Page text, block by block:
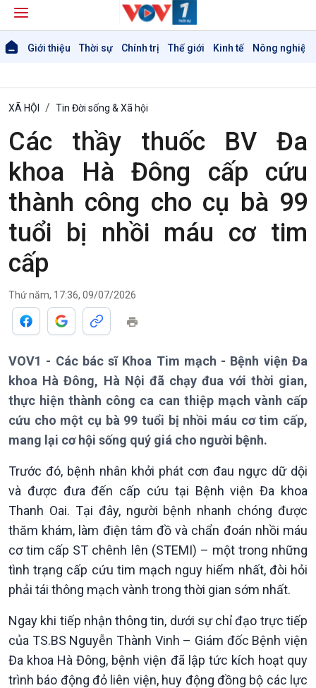
Giới thiệu Thời sự Chính trị Thế giới Kinh tế Nông nghiệp
Giới thiệu
Thời sự
Thời sự 6h
Thời sự 12h
Thời sự 18h
Bản tin
Chuyên mục
Theo dòng Thời sự
XÃ HỘI Tin Đời sống & Xã hội
Các thầy thuốc BV Đa
khoa Hà Đông cấp cứu
thành công cho cụ bà 99
tuổi bị nhồi máu cơ tim
cấp
Thứ năm, 17:36, 09/07/2026
VOV1 - Các bác sĩ Khoa Tim mạch - Bệnh viện Đa
khoa Hà Đông, Hà Nội đã chạy đua với thời gian,
thực hiện thành công ca can thiệp mạch vành cấp
cứu cho một cụ bà 99 tuổi bị nhồi máu cơ tim cấp,
mang lại cơ hội sống quý giá cho người bệnh.
Trước đó, bệnh nhân khởi phát cơn đau ngực dữ dội
và được đưa đến cấp cứu tại Bệnh viện Đa khoa
Thanh Oai. Tại đây, người bệnh nhanh chóng được
thăm khám, làm điện tâm đồ và chẩn đoán nhồi máu
cơ tim cấp ST chênh lên (STEMI) – một trong những
tình trạng cấp cứu tim mạch nguy hiểm nhất, đòi hỏi
phải tái thông mạch vành trong thời gian sớm nhất.
Ngay khi tiếp nhận thông tin, dưới sự chỉ đạo trực tiếp
của TS.BS Nguyễn Thành Vinh – Giám đốc Bệnh viện
Đa khoa Hà Đông, bệnh viện đã lập tức kích hoạt quy
trình báo động đỏ liên viện, huy động đồng bộ các lực